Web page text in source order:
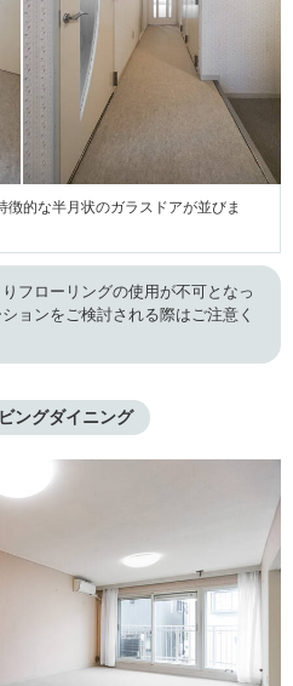
的な半月状のガラスドアが並びま
フローリングの使用が不可となっ
ョンをご検討される際はご注意く
ングダイニング